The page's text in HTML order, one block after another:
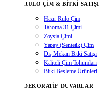
RULO ÇIM & BITKI SATIŞI
Hazır Rulo Çim
Tahoma 31 Çimi
Zoysia Çimi
Yapay (Sentetik) Çim
Dış Mekan Bitki Satışı
Kaliteli Çim Tohumları
Bitki Besleme Ürünleri
DEKORATIF DUVARLAR